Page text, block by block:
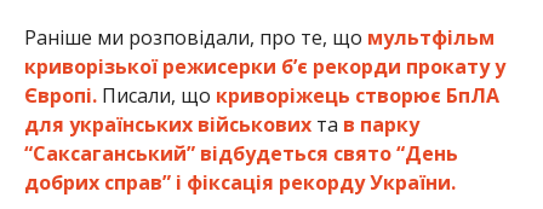
Раніше ми розповідали, про те, що мультфільм
криворізької режисерки б’є рекорди прокату у
Європі.Писали, що криворіжець створює БпЛА
для українських військовихта в парку
“Саксаганський” відбудеться свято “День
добрих справ” і фіксація рекорду України.